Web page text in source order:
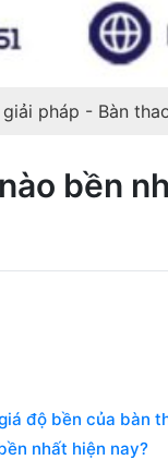
pháp - Bàn
bền
độ bền của bàn
nhất hiện nay?